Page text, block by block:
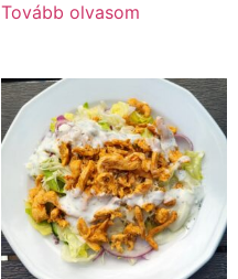
Tovább olvasom